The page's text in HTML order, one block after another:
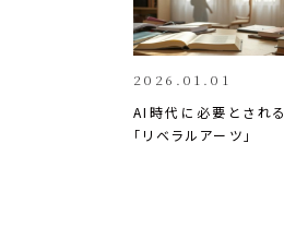
k
2026.01.01
AI時代に必要とされる
「リベラルアーツ」